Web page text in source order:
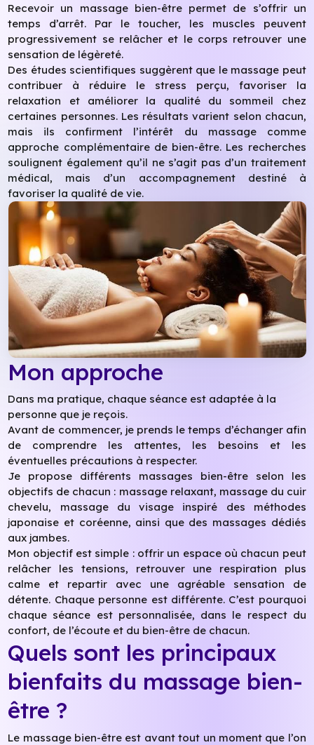
Recevoir un massage bien-être permet de s’offrir un
temps d’arrêt. Par le toucher, les muscles peuvent
progressivement se relâcher et le corps retrouver une
sensation de légèreté.
Des études scientifiques suggèrent que le massage peut
contribuer à réduire le stress perçu, favoriser la
relaxation et améliorer la qualité du sommeil chez
certaines personnes. Les résultats varient selon chacun,
mais ils confirment l’intérêt du massage comme
approche complémentaire de bien-être. Les recherches
soulignent également qu’il ne s’agit pas d’un traitement
médical, mais d’un accompagnement destiné à
favoriser la qualité de vie.
Mon approche
Dans ma pratique, chaque séance est adaptée à la
personne que je reçois.
Avant de commencer, je prends le temps d’échanger afin
de comprendre les attentes, les besoins et les
éventuelles précautions à respecter.
Je propose différents massages bien-être selon les
objectifs de chacun : massage relaxant, massage du cuir
chevelu, massage du visage inspiré des méthodes
japonaise et coréenne, ainsi que des massages dédiés
aux jambes.
Mon objectif est simple : offrir un espace où chacun peut
relâcher les tensions, retrouver une respiration plus
calme et repartir avec une agréable sensation de
détente. Chaque personne est différente. C’est pourquoi
chaque séance est personnalisée, dans le respect du
confort, de l’écoute et du bien-être de chacun.
Quels sont les principaux
bienfaits du massage bien-
être ?
Le massage bien-être est avant tout un moment que l’on